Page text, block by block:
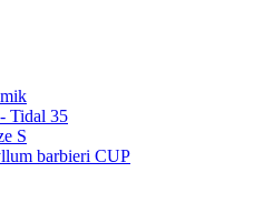
Tidal 35
S
barbieri CUP